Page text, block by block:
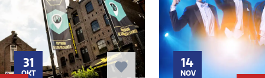
31
OKT
14
NOV